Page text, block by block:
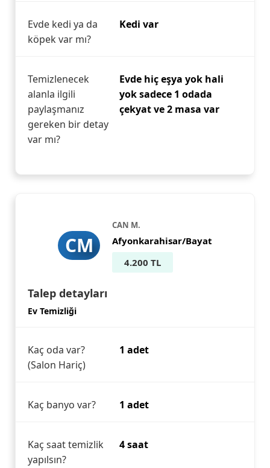
Evde kedi ya da
köpek var mı?
Kedi var
Temizlenecek
alanla ilgili
paylaşmanız
gereken bir detay
var mı?
Evde hiç eşya yok hali
yok sadece 1 odada
çekyat ve 2 masa var
CM
CAN M.
Afyonkarahisar/Bayat
4.200 TL
Talep detayları
Ev Temizliği
Kaç oda var?
(Salon Hariç)
1 adet
Kaç banyo var? 1 adet
Kaç saat temizlik
yapılsın?
4 saat